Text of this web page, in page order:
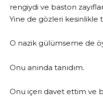
rengiydi ve baston
Yine de gözleri kesinlikle
O nazik gülümseme de
Onu anında tanıdım.
Onu içeri davet ettim ve